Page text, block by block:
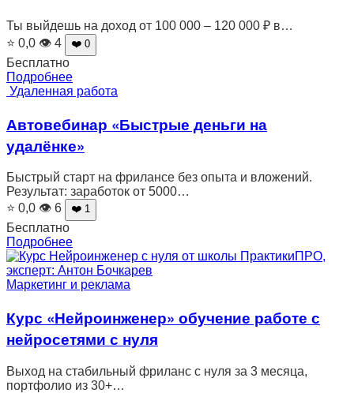
Ты выйдешь на доход от 100 000 – 120 000 ₽ в…
⭐ 0,0 👁 4 ❤️ 0
Бесплатно
Подробнее
Удаленная работа
Автовебинар «Быстрые деньги на
удалёнке»
Быстрый старт на фрилансе без опыта и вложений.
Результат: заработок от 5000…
⭐ 0,0 👁 6 ❤️ 1
Бесплатно
Подробнее
Маркетинг и реклама
Курс «Нейроинженер» обучение работе с
нейросетями с нуля
Выход на стабильный фриланс с нуля за 3 месяца,
портфолио из 30+…